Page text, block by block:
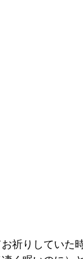
祈りしていた